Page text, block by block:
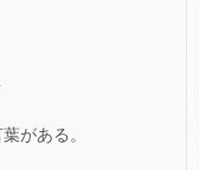
がある。